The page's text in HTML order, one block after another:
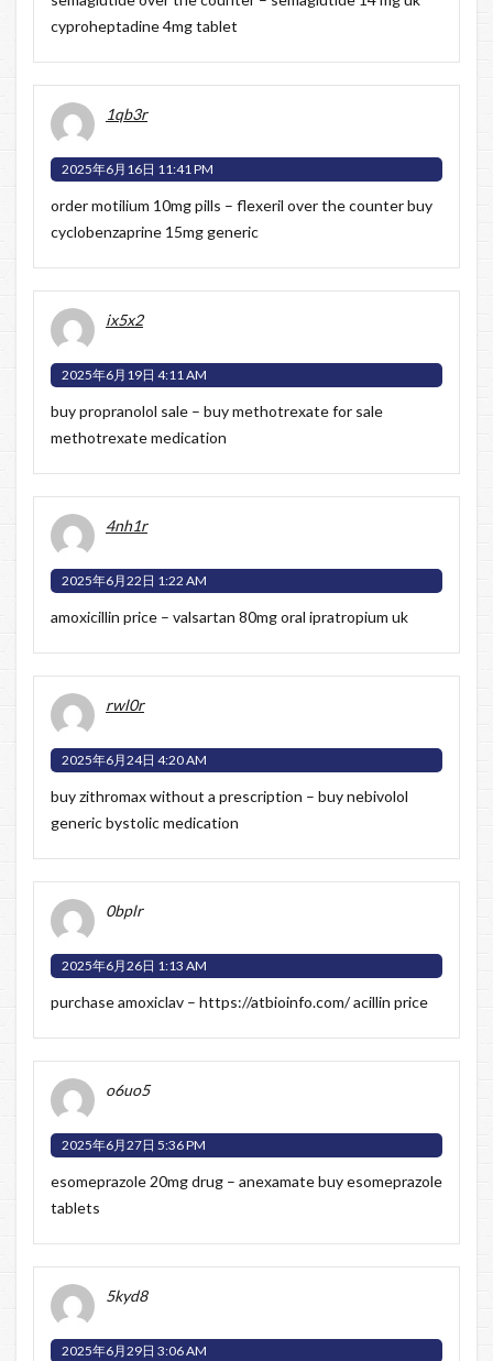
cyproheptadine 4mg tablet
1qb3r
2025年6月16日 11:41 PM
order motilium 10mg pills – flexeril over the counterbuy
cyclobenzaprine 15mg generic
ix5x2
2025年6月19日 4:11 AM
buy propranolol sale – buy methotrexate for sale
methotrexate medication
4nh1r
2025年6月22日 1:22 AM
amoxicillin price – valsartan 80mg oral ipratropium uk
rwl0r
2025年6月24日 4:20 AM
buy zithromax without a prescription – buy nebivolol
genericbystolic medication
0bplr
2025年6月26日 1:13 AM
purchase amoxiclav – https://atbioinfo.com/acillin price
o6uo5
2025年6月27日 5:36 PM
esomeprazole 20mg drug – anexamatebuy esomeprazole
tablets
5kyd8
2025年6月29日 3:06 AM